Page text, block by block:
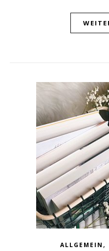
ALLGEMEIN ,